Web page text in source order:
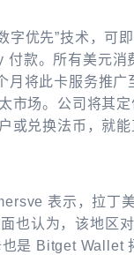
优先”技术，可
款。所有美元消
将此卡服务推广
市场。公司将其
或兑换法币，就能
表示，拉丁
也认为，该地区
是 Bitget Wallet